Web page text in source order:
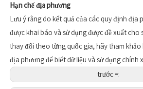
Hạn chế địa phương
Lưu ý rằng do kết quả của các quy định địa
được khai báo và sử dụng được đề xuất cho
thay đổi theo từng quốc gia, hãy tham khảo
địa phương để biết dữ liệu và sử dụng chính
trước =: